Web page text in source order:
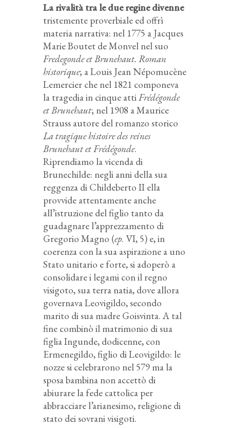
La rivalità tra le due regine divenne
tristemente proverbiale ed offrì
materia narrativa: nel 1775 a Jacques
Marie Boutet de Monvel nel suo
Fredegonde et Brunehaut. Roman
historique; a Louis Jean Népomucène
Lemercier che nel 1821 componeva
la tragedia in cinque attiFrédégonde
et Brunehaut; nel 1908 a Maurice
Strauss autore del romanzo storico
La tragique histoire des reines
Brunehaut et Frédégonde.
Riprendiamo la vicenda di
Brunechilde: negli anni della sua
reggenza di Childeberto II ella
provvide attentamente anche
all’istruzione del figlio tanto da
guadagnare l’apprezzamento di
Gregorio Magno (ep. VI, 5) e, in
coerenza con la sua aspirazione a uno
Stato unitario e forte, si adoperò a
consolidare i legami con il regno
visigoto, sua terra natia, dove allora
governava Leovigildo, secondo
marito di sua madre Goisvinta. A tal
fine combinò il matrimonio di sua
figlia Ingunde, dodicenne, con
Ermenegildo, figlio di Leovigildo: le
nozze si celebrarono nel 579 ma la
sposa bambina non accettò di
abiurare la fede cattolica per
abbracciare l’arianesimo, religione di
stato dei sovrani visigoti.